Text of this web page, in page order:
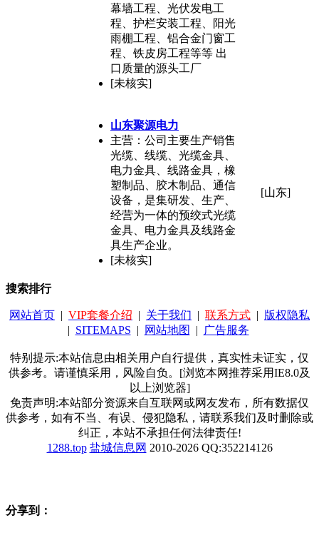
幕墙工程、光伏发电工
程、护栏安装工程、阳光
雨棚工程、铝合金门窗工
程、铁皮房工程等等 出
口质量的源头工厂
[未核实]
山东聚源电力
主营：公司主要生产销售
光缆、线缆、光缆金具、
电力金具、线路金具，橡
塑制品、胶木制品、通信
设备，是集研发、生产、
经营为一体的预绞式光缆
金具、电力金具及线路金
具生产企业。
[未核实]
[山东]
搜索排行
网站首页 | VIP套餐介绍 | 关于我们 | 联系方式 | 版权隐私
| SITEMAPS | 网站地图 | 广告服务
特别提示:本站信息由相关用户自行提供，真实性未证实，仅
供参考。请谨慎采用，风险自负。[浏览本网推荐采用IE8.0及
以上浏览器]
免责声明:本站部分资源来自互联网或网友发布，所有数据仅
供参考，如有不当、有误、侵犯隐私，请联系我们及时删除或
纠正，本站不承担任何法律责任!
1288.top 盐城信息网 2010-2026 QQ:352214126
分享到：